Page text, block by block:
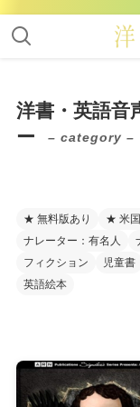
洋書・英語音
ー
– category –
★ 無料版あり ★ 米
ナレーター：有名人
フィクション
児童書
英語絵本